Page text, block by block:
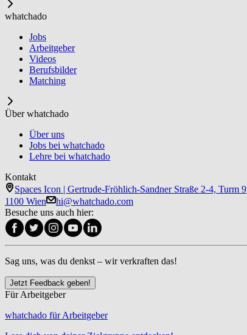
whatchado
Jobs
Arbeitgeber
Videos
Berufsbilder
Matching
Über whatchado
Über uns
Jobs bei whatchado
Lehre bei whatchado
Kontakt
Spaces Icon | Gertrude-Fröhlich-Sandner Straße 2-4, Turm 9
1100 Wien
hi@whatchado.com
Besuche uns auch hier:
Sag uns, was du denkst – wir verkraften das!
Jetzt Feedback geben!
Für Arbeitgeber
whatchado für Arbeitgeber